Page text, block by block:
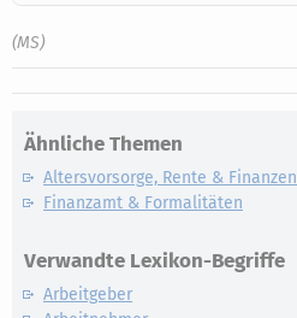
(MS)
Ähnliche Themen
Altersvorsorge, Rente & Finanzen
Finanzamt & Formalitäten
Verwandte Lexikon-Begriffe
Arbeitgeber